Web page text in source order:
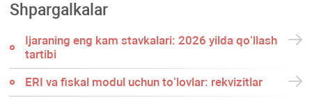
Shpargalkalar
Ijaraning eng kam stavkalari: 2026 yilda qoʻllash
tartibi
ERI va fiskal modul uchun toʻlovlar: rekvizitlar